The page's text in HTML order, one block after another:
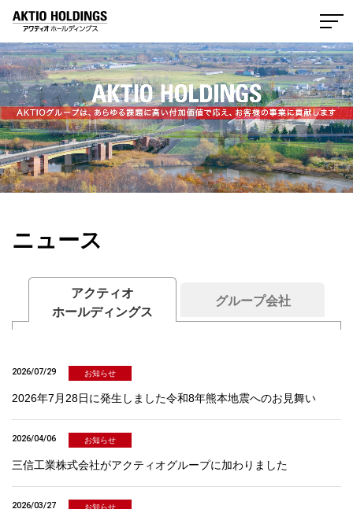
AKTIO HOLDINGS 株
ニュース
アクティオ
ホールディングス
グループ会社
2026/07/29 お知らせ
2026年7月28日に発生しました令和8年熊本地震へのお見舞い
2026/04/06 お知らせ
三信工業株式会社がアクティオグループに加わりました
2026/03/27 お知らせ